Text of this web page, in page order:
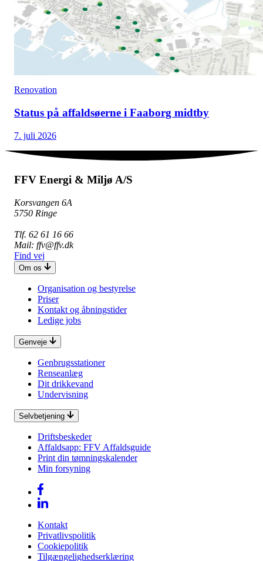
Renovation
Status på affaldsøerne i Faaborg midtby
7. juli 2026
FFV Energi & Miljø A/S
Korsvangen 6A
5750 Ringe
Tlf. 62 61 16 66
Mail: ffv@ffv.dk
Find vej
Om os
Organisation og bestyrelse
Priser
Kontakt og åbningstider
Ledige jobs
Genveje
Genbrugsstationer
Renseanlæg
Dit drikkevand
Undervisning
Selvbetjening
Driftsbeskeder
Affaldsapp: FFV Affaldsguide
Print din tømningskalender
Min forsyning
Kontakt
Privatlivspolitik
Cookiepolitik
Tilgængelighedserklæring